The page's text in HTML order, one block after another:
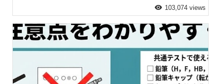
103,074 views